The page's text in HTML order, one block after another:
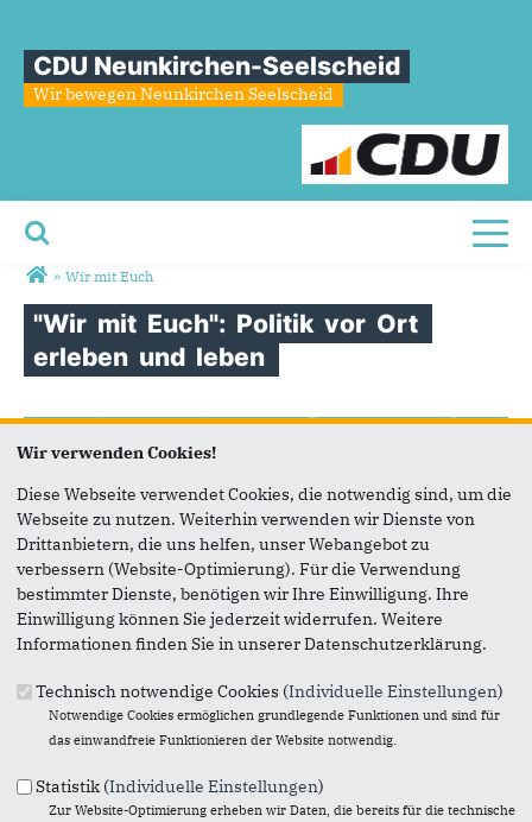
CDU Neunkirchen-Seelscheid
Wir bewegen Neunkirchen Seelscheid
Sie sind hier
» Wir mit Euch
"Wir mit Euch": Politik vor Ort
erleben und leben
Wir verwenden Cookies!
Diese Webseite verwendet Cookies, die notwendig sind, um die
Webseite zu nutzen. Weiterhin verwenden wir Dienste von
Drittanbietern, die uns helfen, unser Webangebot zu
verbessern (Website-Optimierung). Für die Verwendung
bestimmter Dienste, benötigen wir Ihre Einwilligung. Ihre
Einwilligung können Sie jederzeit widerrufen. Weitere
Informationen finden Sie in unserer Datenschutzerklärung.
Technisch notwendige Cookies (Individuelle Einstellungen)
Notwendige Cookies ermöglichen grundlegende Funktionen und sind für
das einwandfreie Funktionieren der Website notwendig.
Statistik (Individuelle Einstellungen)
Zur Website-Optimierung erheben wir Daten, die bereits für die technische